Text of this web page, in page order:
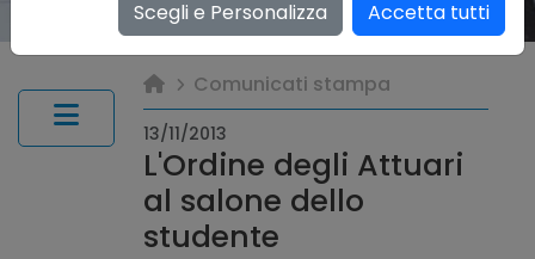
Comunicati stampa
13/11/2013
L'Ordine degli Attuari
al salone dello
studente
Scegli e Personalizza Accetta tutti